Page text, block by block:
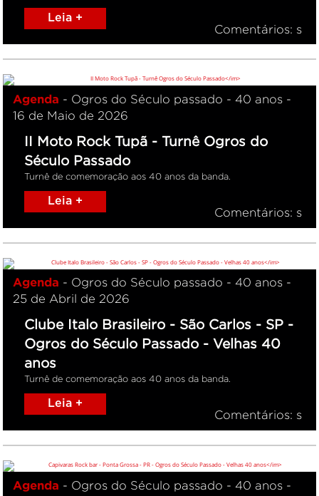
Leia +
Comentários: s
Agenda - Ogros do Século passado - 40 anos -
16 de Maio de 2026
II Moto Rock Tupã - Turnê Ogros do
Século Passado
Turnê de comemoração aos 40 anos da banda.
Leia +
Comentários: s
Agenda - Ogros do Século passado - 40 anos -
25 de Abril de 2026
Clube Italo Brasileiro - São Carlos - SP -
Ogros do Século Passado - Velhas 40
anos
Turnê de comemoração aos 40 anos da banda.
Leia +
Comentários: s
Agenda - Ogros do Século passado - 40 anos -